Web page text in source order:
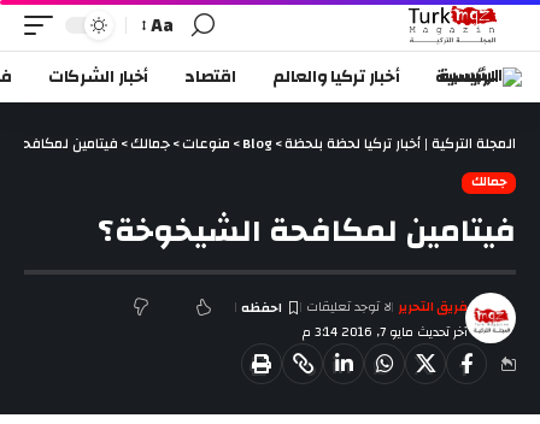
Aa
الرئيسية أخبار تركيا والعالم اقتصاد أخبار الشركات
المجلة التركية | أخبار تركيا لحظة بلحظة>
Blog
>منوعات>جمالك>فيتامين لمكافحة
جمالك
فيتامين لمكافحة الشيخوخة؟
آخر تحديث مايو 7, 2016 3:14 م
فريق التحرير لا توجد تعليقات